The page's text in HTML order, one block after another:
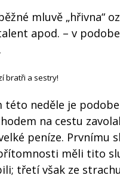
mluvě „hřivna“
apod. – v
bratři a sestry!
této neděle je
na cestu
peníze. Prvnímu
měli tito
třetí však ze